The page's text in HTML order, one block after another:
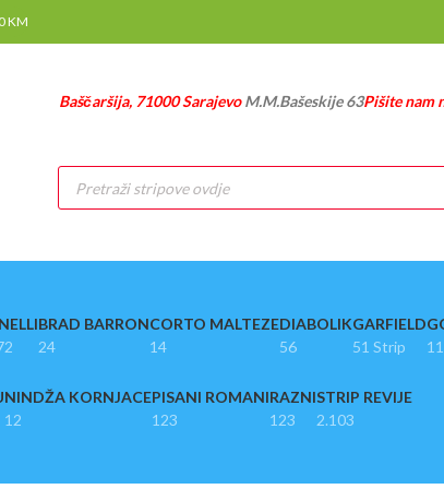
KM
Baščaršija, 71000 SarajevoM.M.Bašeskije 63Pišite nam
Products
search
BRAD BARRON
24
CORTO MALTEZE
14
DIABOLIK
56
GARFIELD
51 Strip
11
NINDŽA KORNJACE
12
PISANI ROMANI
123
RAZNI
123
STRIP REVIJE
2.103